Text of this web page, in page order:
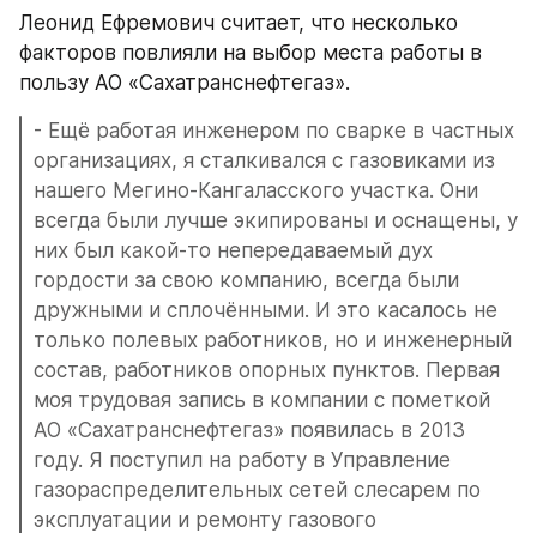
Леонид Ефремович считает, что несколько
факторов повлияли на выбор места работы в
пользу АО «Сахатранснефтегаз».
- Ещё работая инженером по сварке в частных
организациях, я сталкивался с газовиками из
нашего Мегино-Кангаласского участка. Они
всегда были лучше экипированы и оснащены, у
них был какой-то непередаваемый дух
гордости за свою компанию, всегда были
дружными и сплочёнными. И это касалось не
только полевых работников, но и инженерный
состав, работников опорных пунктов. Первая
моя трудовая запись в компании с пометкой
АО «Сахатранснефтегаз» появилась в 2013
году. Я поступил на работу в Управление
газораспределительных сетей слесарем по
эксплуатации и ремонту газового